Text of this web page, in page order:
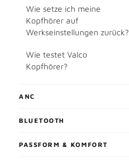
Wie setze ich meine
Kopfhörer auf
Werkseinstellungen zurück?
Wie testet Valco
Kopfhörer?
ANC
BLUETOOTH
PASSFORM & KOMFORT